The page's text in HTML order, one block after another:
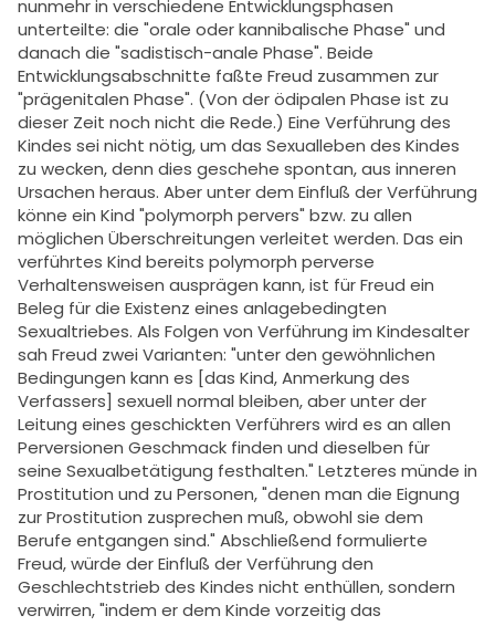
nunmehr in verschiedene Entwicklungsphasen
unterteilte: die "orale oder kannibalische Phase" und
danach die "sadistisch-anale Phase". Beide
Entwicklungsabschnitte faßte Freud zusammen zur
"prägenitalen Phase". (Von der ödipalen Phase ist zu
dieser Zeit noch nicht die Rede.) Eine Verführung des
Kindes sei nicht nötig, um das Sexualleben des Kindes
zu wecken, denn dies geschehe spontan, aus inneren
Ursachen heraus. Aber unter dem Einfluß der Verführung
könne ein Kind "polymorph pervers" bzw. zu allen
möglichen Überschreitungen verleitet werden. Das ein
verführtes Kind bereits polymorph perverse
Verhaltensweisen ausprägen kann, ist für Freud ein
Beleg für die Existenz eines anlagebedingten
Sexualtriebes. Als Folgen von Verführung im Kindesalter
sah Freud zwei Varianten: "unter den gewöhnlichen
Bedingungen kann es [das Kind, Anmerkung des
Verfassers] sexuell normal bleiben, aber unter der
Leitung eines geschickten Verführers wird es an allen
Perversionen Geschmack finden und dieselben für
seine Sexualbetätigung festhalten." Letzteres münde in
Prostitution und zu Personen, "denen man die Eignung
zur Prostitution zusprechen muß, obwohl sie dem
Berufe entgangen sind." Abschließend formulierte
Freud, würde der Einfluß der Verführung den
Geschlechtstrieb des Kindes nicht enthüllen, sondern
verwirren, "indem er dem Kinde vorzeitig das